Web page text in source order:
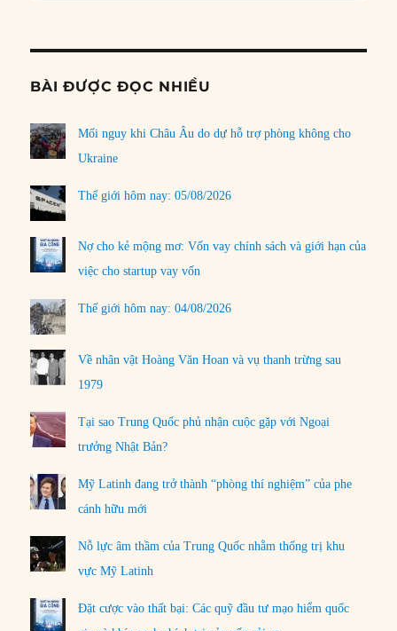
BÀI ĐƯỢC ĐỌC NHIỀU
Mối nguy khi Châu Âu do dự hỗ trợ phòng không cho
Ukraine
Thế giới hôm nay: 05/08/2026
Nợ cho kẻ mộng mơ: Vốn vay chính sách và giới hạn của
việc cho startup vay vốn
Thế giới hôm nay: 04/08/2026
Về nhân vật Hoàng Văn Hoan và vụ thanh trừng sau
1979
Tại sao Trung Quốc phủ nhận cuộc gặp với Ngoại
trưởng Nhật Bản?
Mỹ Latinh đang trở thành “phòng thí nghiệm” của phe
cánh hữu mới
Nỗ lực âm thầm của Trung Quốc nhằm thống trị khu
vực Mỹ Latinh
Đặt cược vào thất bại: Các quỹ đầu tư mạo hiểm quốc